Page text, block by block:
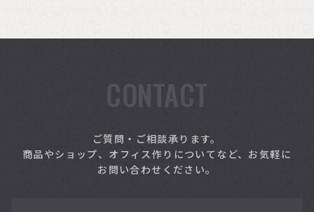
CONTACT
ご質問・ご相談承ります。
商品やショップ、オフィス作りについてなど、お気軽に
お問い合わせください。